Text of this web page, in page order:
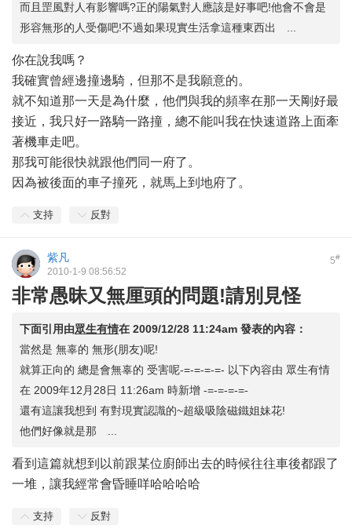
而且罡風對人有影響嗎?正的陽氣對人應該是好事吧!他會不會是
形容無形的人受傷吧!不過如果現實生活拿這種東西出 ...
你在說我嗎？
我確實曾經邊撞邊騎，但那不是我願意的。
就不知道那一天是為什麼，他們與我的頻率在那一天剛好最
接近，我只好一路騎一路撞，總不能叫我在快速道路上面牽
著機車走吧。
那我可能很快就跟他們同一府了。
因為被後面的車子撞死，就馬上到地府了。
支持 反對
5#
紫凡
2010-1-9 08:56:52
非常愚昧又無厘頭的問題!請別見怪
下面引用由眾生有情在 2009/12/28 11:24am 發表的內容：
當然是 無辜的 無形(朋友)呢!
就算正向的 總是會無辜的 受害呢-=-=-=-=- 以下內容由 眾生有情
在 2009年12月28日 11:26am 時新增 -=-=-=-=-
還有這讓我想到 有對現實認識的~超級吸陰磁鐵姐妹花!
他們好像就是那 ...
看到這篇就想到以前跟某位廚師出去的時候往往車後都跟了
一堆，讓我經常會昏睡咩哈哈哈哈
支持 反對